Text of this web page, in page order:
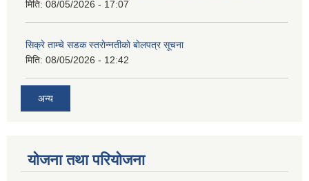
मिति: 08/05/2026 - 17:07
सिक्रे ताम्चे सडक स्तराेन्नतीकाे बाेलपत्र सूचना
मिति: 08/05/2026 - 12:42
अन्य
योजना तथा परियोजना